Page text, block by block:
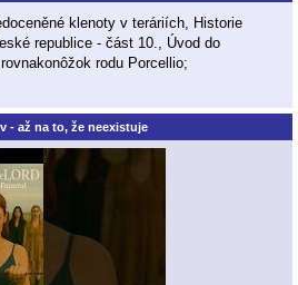
klenoty v teráriích, Historie
republice - část 10., Úvod do
rodu Porcellio;
- až na to, že neexistuje